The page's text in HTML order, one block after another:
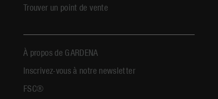
Trouver un point de vente
À propos de GARDENA
Inscrivez-vous à notre newsletter
FSC®